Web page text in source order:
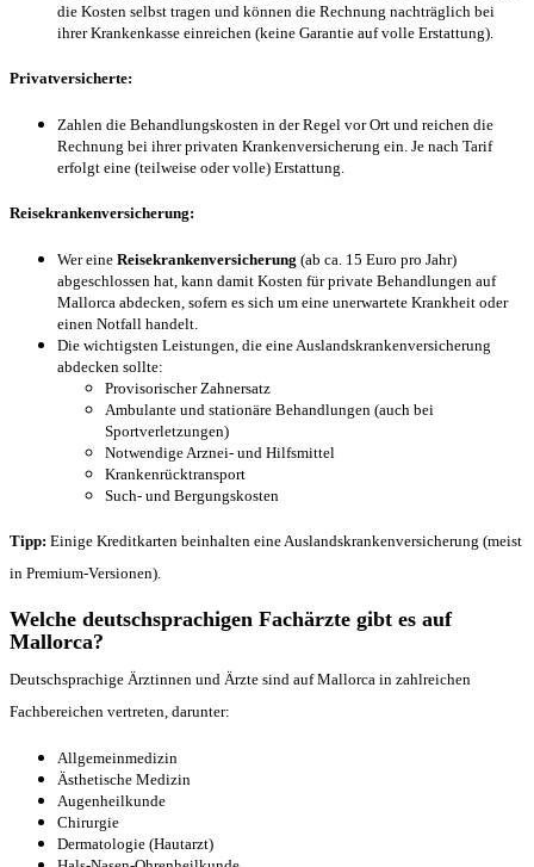
die Kosten selbst tragen und können die Rechnung nachträglich bei
ihrer Krankenkasse einreichen (keine Garantie auf volle Erstattung).
Privatversicherte:
Zahlen die Behandlungskosten in der Regel vor Ort und reichen die
Rechnung bei ihrer privaten Krankenversicherung ein. Je nach Tarif
erfolgt eine (teilweise oder volle) Erstattung.
Reisekrankenversicherung:
Wer eine Reisekrankenversicherung (ab ca. 15 Euro pro Jahr)
abgeschlossen hat, kann damit Kosten für private Behandlungen auf
Mallorca abdecken, sofern es sich um eine unerwartete Krankheit oder
einen Notfall handelt.
Die wichtigsten Leistungen, die eine Auslandskrankenversicherung
abdecken sollte:
Provisorischer Zahnersatz
Ambulante und stationäre Behandlungen (auch bei
Sportverletzungen)
Notwendige Arznei- und Hilfsmittel
Krankenrücktransport
Such- und Bergungskosten
Tipp: Einige Kreditkarten beinhalten eine Auslandskrankenversicherung (meist
in Premium-Versionen).
Welche deutschsprachigen Fachärzte gibt es auf
Mallorca?
Deutschsprachige Ärztinnen und Ärzte sind auf Mallorca in zahlreichen
Fachbereichen vertreten, darunter:
Allgemeinmedizin
Ästhetische Medizin
Augenheilkunde
Chirurgie
Dermatologie (Hautarzt)